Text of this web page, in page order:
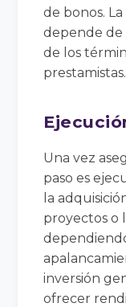
de bonos.
depende de
de los
prestamistas.
Una vez
paso es
la
proyectos o
inversión
ofrecer